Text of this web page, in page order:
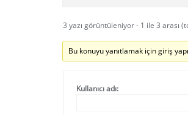
3 yazı görüntüleniyor - 1 ile 3 arası
Bu konuyu yanıtlamak için giriş
Kullanıcı adı: